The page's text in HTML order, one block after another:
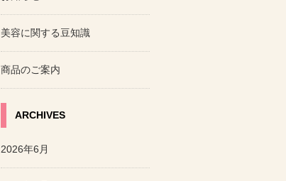
美容に関する豆知識
商品のご案内
ARCHIVES
2026年6月